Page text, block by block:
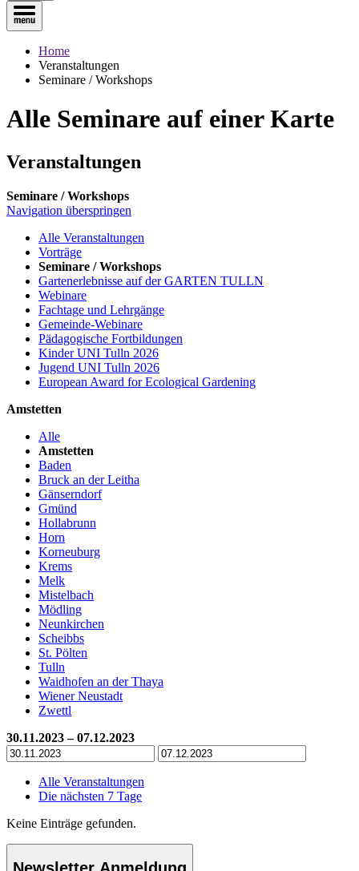
Home
Veranstaltungen
Seminare / Workshops
Alle Seminare auf einer Karte
Veranstaltungen
Seminare / Workshops
Navigation überspringen
Alle Veranstaltungen
Vorträge
Seminare / Workshops
Gartenerlebnisse auf der GARTEN TULLN
Webinare
Fachtage und Lehrgänge
Gemeinde-Webinare
Pädagogische Fortbildungen
Kinder UNI Tulln 2026
Jugend UNI Tulln 2026
European Award for Ecological Gardening
Amstetten
Alle
Amstetten
Baden
Bruck an der Leitha
Gänserndorf
Gmünd
Hollabrunn
Horn
Korneuburg
Krems
Melk
Mistelbach
Mödling
Neunkirchen
Scheibbs
St. Pölten
Tulln
Waidhofen an der Thaya
Wiener Neustadt
Zwettl
30.11.2023 – 07.12.2023
Alle Veranstaltungen
Die nächsten 7 Tage
Keine Einträge gefunden.